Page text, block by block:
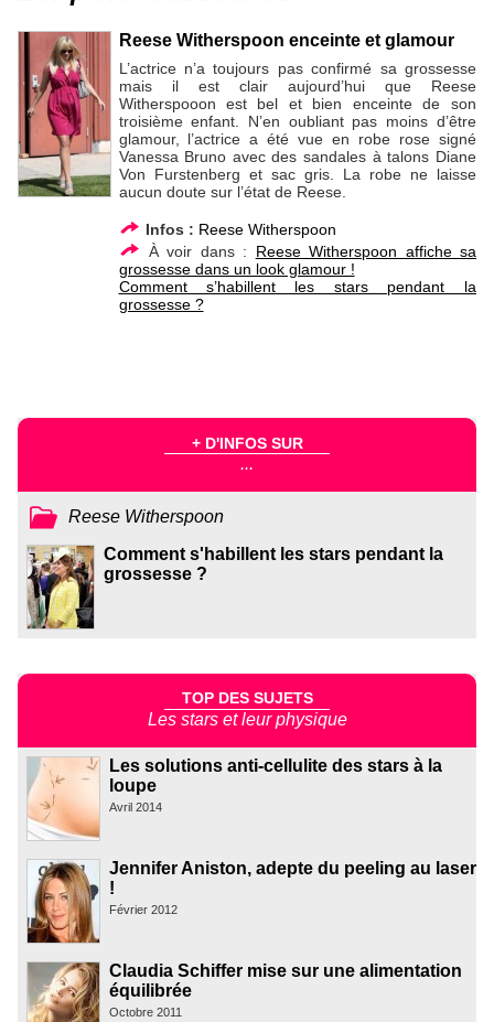
Reese Witherspoon enceinte et glamour
L’actrice n’a toujours pas confirmé sa grossesse
mais il est clair aujourd’hui que Reese
Witherspooon est bel et bien enceinte de son
troisième enfant. N’en oubliant pas moins d’être
glamour, l’actrice a été vue en robe rose signé
Vanessa Bruno avec des sandales à talons Diane
Von Furstenberg et sac gris. La robe ne laisse
aucun doute sur l’état de Reese.
Infos : Reese Witherspoon
À voir dans : Reese Witherspoon affiche sa
grossesse dans un look glamour !
Comment s’habillent les stars pendant la
grossesse ?
+ D'INFOS SUR
...
Reese Witherspoon
Comment s'habillent les stars pendant la
grossesse ?
TOP DES SUJETS
Les stars et leur physique
Les solutions anti-cellulite des stars à la
loupe
Avril 2014
Jennifer Aniston, adepte du peeling au laser
!
Février 2012
Claudia Schiffer mise sur une alimentation
équilibrée
Octobre 2011